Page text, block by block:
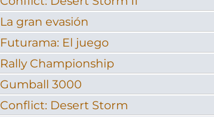
La gran evasión
Futurama: El juego
Rally Championship
Gumball 3000
Conflict: Desert Storm